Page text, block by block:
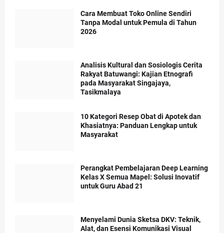
Cara Membuat Toko Online Sendiri
Tanpa Modal untuk Pemula di Tahun
2026
Analisis Kultural dan Sosiologis Cerita
Rakyat Batuwangi: Kajian Etnografi
pada Masyarakat Singajaya,
Tasikmalaya
10 Kategori Resep Obat di Apotek dan
Khasiatnya: Panduan Lengkap untuk
Masyarakat
Perangkat Pembelajaran Deep Learning
Kelas X Semua Mapel: Solusi Inovatif
untuk Guru Abad 21
Menyelami Dunia Sketsa DKV: Teknik,
Alat, dan Esensi Komunikasi Visual